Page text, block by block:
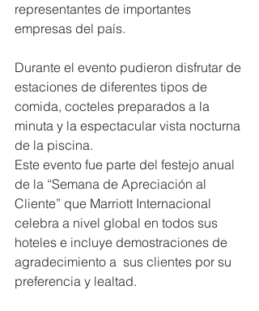
representantes de importantes
empresas del país.
Durante el evento pudieron disfrutar de
estaciones de diferentes tipos de
comida, cocteles preparados a la
minuta y la espectacular vista nocturna
de la piscina.
Este evento fue parte del festejo anual
de la “Semana de Apreciación al
Cliente” que Marriott Internacional
celebra a nivel global en todos sus
hoteles e incluye demostraciones de
agradecimiento a  sus clientes por su
preferencia y lealtad.